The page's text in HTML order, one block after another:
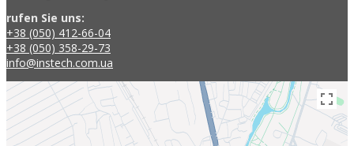
rufen Sie uns:
+38 (050) 412-66-04
+38 (050) 358-29-73
info@instech.com.ua